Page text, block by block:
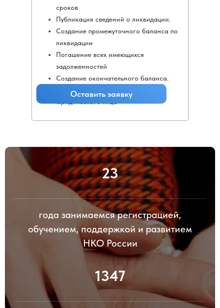
сроков
Публикация сведений о ликвидации.
Создание промежуточного баланса по
ликвидации
Погашение всех имеющихся
задолженностей
Создание окончательного баланса.
Регистрация ликвидированного
Оставить заявку
23
года занимаемся регистрацией,
обучением, поддержкой и развитием
НКО России
1347